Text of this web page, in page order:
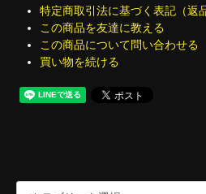
特定商取引法に基づく表記（返
この商品を友達に教える
この商品について問い合わせる
買い物を続ける